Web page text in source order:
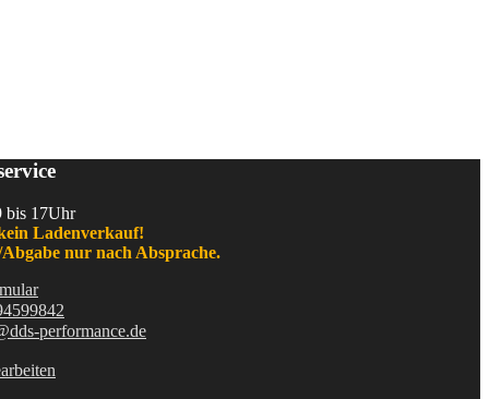
bis 17Uhr
Ladenverkauf!
nur nach Absprache.
performance.de